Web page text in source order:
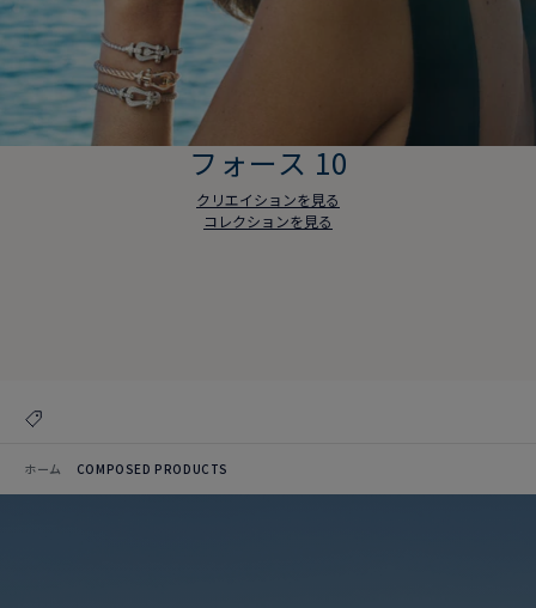
フォース 10
クリエイションを見る
コレクションを見る
ホーム COMPOSED PRODUCTS